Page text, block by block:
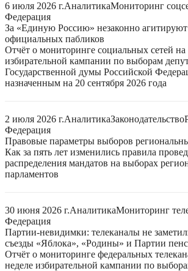
6 июля 2026 г.АналитикаМониторинг
Федерация
За «Единую Россию» незаконно
официальных пабликов
Отчёт о мониторинге социальных сетей на
избирательной кампании по выборам
Государственной думы Российской
назначенным на 20 сентября 2026 года
2 июля 2026 г.АналитикаЗаконодательство
Федерация
Правовые параметры выборов
Как за пять лет изменились правила
распределения мандатов на выборах
парламентов
30 июня 2026 г.АналитикаМониторинг
Федерация
Партии-невидимки: телеканалы не
съезды «Яблока», «Родины» и Партии
Отчёт о мониторинге федеральных
неделе избирательной кампании по